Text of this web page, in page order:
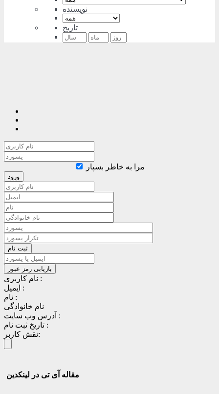
نویسنده
تاریخ
مرا به خاطر بسپار
نام کاربری :
ایمیل :
نام :
نام خانوادگی
آدرس وب سایت :
تاریخ ثبت نام :
نقش کاربر:
مقاله آی تی در لینکدین